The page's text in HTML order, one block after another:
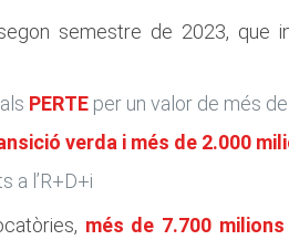
semestre de 2023, que
PERTE per un valor de més de
verda i més de 2.000
a l’R+D+i
més de 7.700